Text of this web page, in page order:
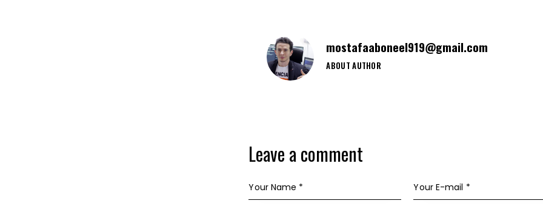
mostafaaboneel919@gmail.com
ABOUT AUTHOR
Leave a comment